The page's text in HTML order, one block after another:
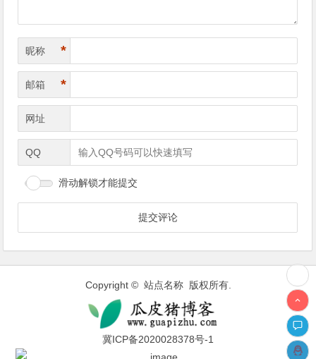
昵称 *
邮箱 *
网址
QQ
滑动解锁才能提交
Copyright © 站点名称 版权所有.
冀ICP备2020028378号-1